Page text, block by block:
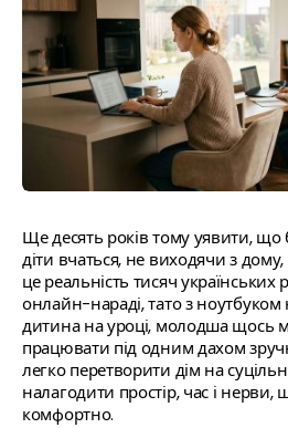
Ще десять років тому уявити,
діти вчаться, не виходячи з
це реальність тисяч
онлайн-нараді, тато з ноутбуком
дитина на уроці, молодша щось
працювати під одним дахом
легко перетворити дім на
налагодити простір, час і нерви,
комфортно.